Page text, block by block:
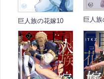
巨人族の花嫁10 巨人